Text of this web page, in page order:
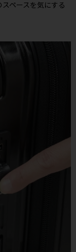
ペースを気にする